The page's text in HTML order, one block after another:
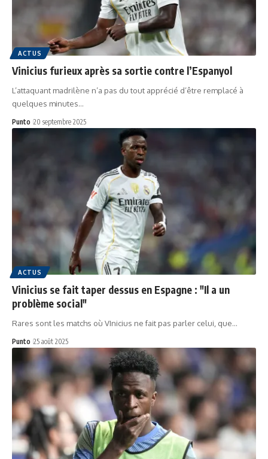
ACTUS
Vinicius furieux après sa sortie contre l’Espanyol
L’attaquant madrilène n’a pas du tout apprécié d’être remplacé à
quelques minutes…
Punto 20 septembre 2025
ACTUS
Vinicius se fait taper dessus en Espagne : "Il a un
problème social"
Rares sont les matchs où VInicius ne fait pas parler celui, que…
Punto 25 août 2025